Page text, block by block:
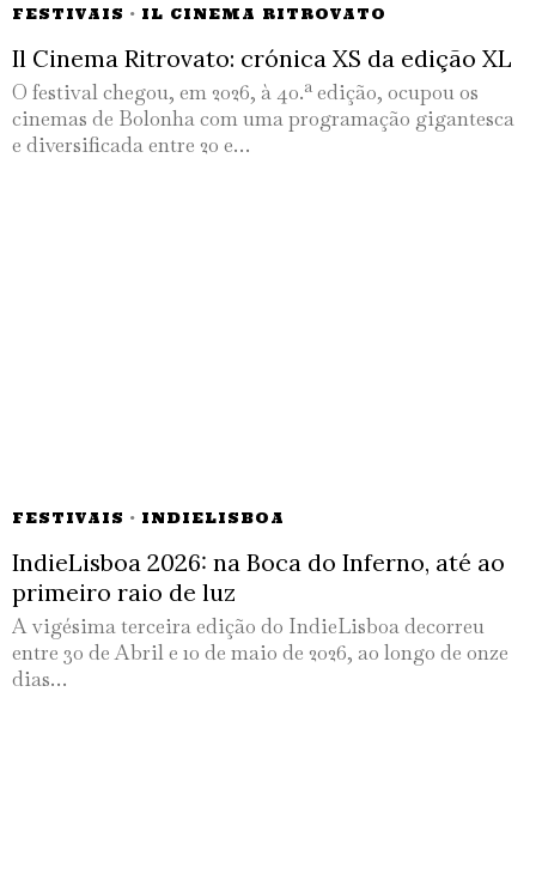
FESTIVAIS · IL CINEMA RITROVATO
Il Cinema Ritrovato: crónica XS da edição XL
O festival chegou, em 2026, à 40.ª edição, ocupou os
cinemas de Bolonha com uma programação gigantesca
e diversificada entre 20 e…
FESTIVAIS · INDIELISBOA
IndieLisboa 2026: na Boca do Inferno, até ao
primeiro raio de luz
A vigésima terceira edição do IndieLisboa decorreu
entre 30 de Abril e 10 de maio de 2026, ao longo de onze
dias…